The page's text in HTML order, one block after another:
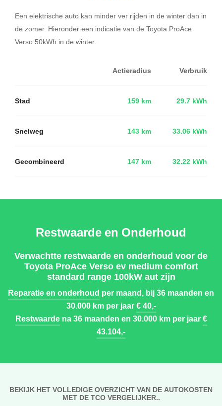
Een elektrische auto kan minder ver rijden in de winter dan in
de zomer. Hieronder een indicatie van de Toyota ProAce
Verso 50kWh in de winter.
Actieradius Verbruik
Stad 159 km 29.7 kWh
Snelweg 143 km 33.06 kWh
Gecombineerd 147 km 32.22 kWh
Restwaarde en Onderhoud
Verwachtte restwaarde en onderhoud voor de
Toyota ProAce Verso ev medium comfort
standard range 100kW aut zijn
Reparatie en onderhoud per maand, bij 36 maanden en
30.000 km per jaar€ 40,-
Restwaardena 36 maanden en 30.000 km per jaar€
43.104,-
BEKIJK HET VOLLEDIGE OVERZICHT VAN DE AUTOKOSTEN
MET DE TCO VERGELIJKER..